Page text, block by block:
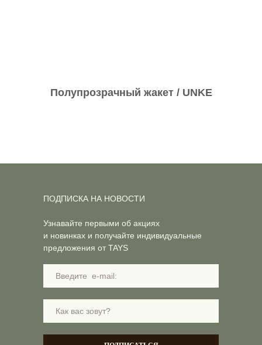
Полупрозрачный жакет / UNKE
Узнавайте первыми об акциях
и новинках и получайте индивидуальные
предложения от TAYS
ПОДПИСКА НА НОВОСТИ